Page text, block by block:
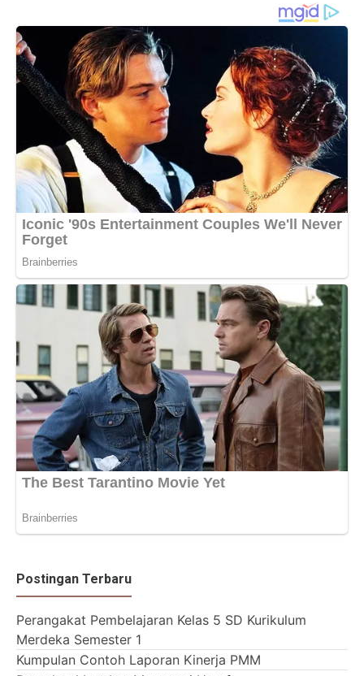
Postingan Terbaru
Perangakat Pembelajaran Kelas 5 SD Kurikulum
Merdeka Semester 1
Kumpulan Contoh Laporan Kinerja PMM